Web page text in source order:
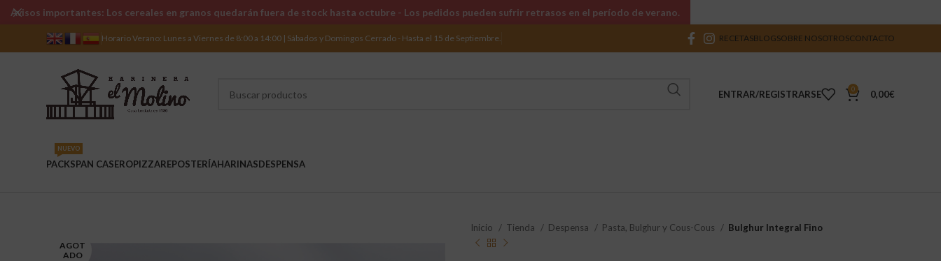
Horario Verano: Lunes a Viernes de 8:00 a 14:00 | Sábados y Domingos Cerrado - Hasta el 15 de Septiembre. RECETASBLOGSOBRE NOSOTROSCONTACTO
ENTRAR/REGISTRARSE 0 0,00€
PACKS
NUEVO
PAN CASEROPIZZAREPOSTERÍAHARINASDESPENSA
AGOT
ADO
Inicio Tienda Despensa Pasta, Bulghur y Cous-Cous Bulghur Integral Fino
Avisos importantes: Los cereales en granos quedarán fuera de stock hasta octubre - Los pedidos pueden sufrir retrasos en el período de verano.